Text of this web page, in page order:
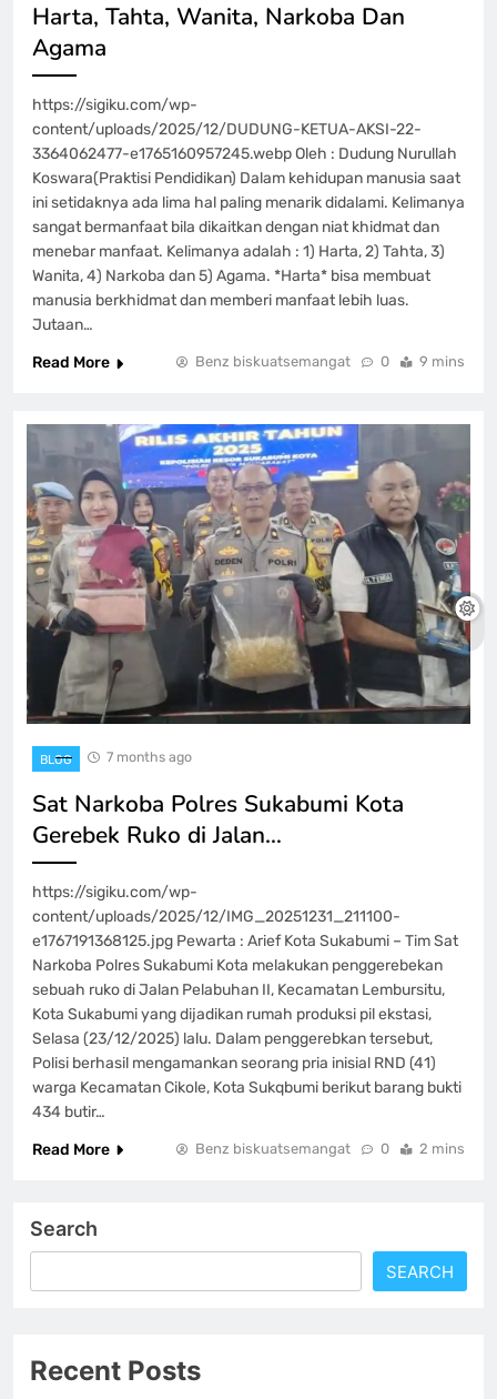
Harta, Tahta, Wanita, Narkoba Dan
Agama
https://sigiku.com/wp-
content/uploads/2025/12/DUDUNG-KETUA-AKSI-22-
3364062477-e1765160957245.webp Oleh : Dudung Nurullah
Koswara(Praktisi Pendidikan) Dalam kehidupan manusia saat
ini setidaknya ada lima hal paling menarik didalami. Kelimanya
sangat bermanfaat bila dikaitkan dengan niat khidmat dan
menebar manfaat. Kelimanya adalah : 1) Harta, 2) Tahta, 3)
Wanita, 4) Narkoba dan 5) Agama. *Harta* bisa membuat
manusia berkhidmat dan memberi manfaat lebih luas.
Jutaan…
Read More
Benz biskuatsemangat 0 9 mins
BLOG 7 months ago
Sat Narkoba Polres Sukabumi Kota
Gerebek Ruko di Jalan…
https://sigiku.com/wp-
content/uploads/2025/12/IMG_20251231_211100-
e1767191368125.jpg Pewarta : Arief Kota Sukabumi – Tim Sat
Narkoba Polres Sukabumi Kota melakukan penggerebekan
sebuah ruko di Jalan Pelabuhan II, Kecamatan Lembursitu,
Kota Sukabumi yang dijadikan rumah produksi pil ekstasi,
Selasa (23/12/2025) lalu. Dalam penggerebkan tersebut,
Polisi berhasil mengamankan seorang pria inisial RND (41)
warga Kecamatan Cikole, Kota Sukqbumi berikut barang bukti
434 butir…
Read More
Benz biskuatsemangat 0 2 mins
Search
SEARCH
Recent Posts